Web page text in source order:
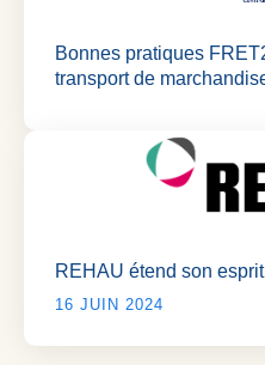
Bonnes pratiques
transport de
REHAU étend son
16 JUIN 2024